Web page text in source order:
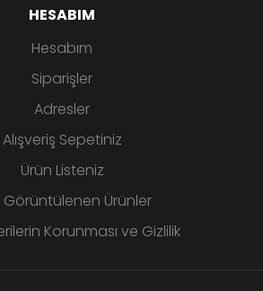
HESABIM
Hesabım
Siparişler
Adresler
Alışveriş Sepetiniz
Ürün Listeniz
Görüntülenen Ürünler
Korunması ve Gizlilik